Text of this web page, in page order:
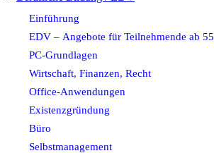
Einführung
EDV – Angebote für Teilnehmende ab 55
PC-Grundlagen
Wirtschaft, Finanzen, Recht
Office-Anwendungen
Existenzgründung
Büro
Selbstmanagement